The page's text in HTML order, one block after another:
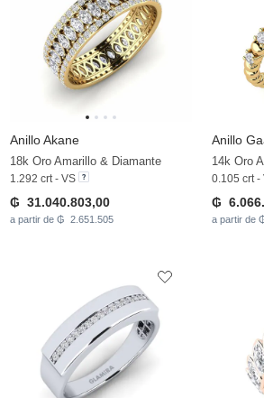
Anillo Akane
18k Oro Amarillo & Diamante
1.292 crt - VS
₲ 31.040.803,00
a partir de ₲ 2.651.505
Anillo
14k Oro
0.105 crt -
₲
a partir de